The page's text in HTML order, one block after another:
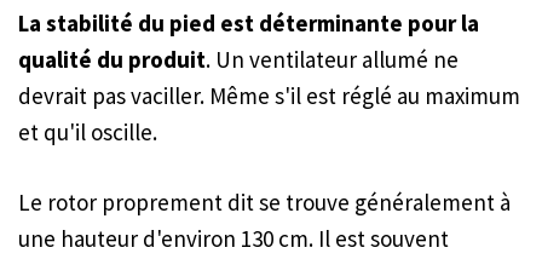
La stabilité du pied est déterminante pour la
qualité du produit. Un ventilateur allumé ne
devrait pas vaciller. Même s'il est réglé au maximum
et qu'il oscille.
Le rotor proprement dit se trouve généralement à
une hauteur d'environ 130 cm. Il est souvent